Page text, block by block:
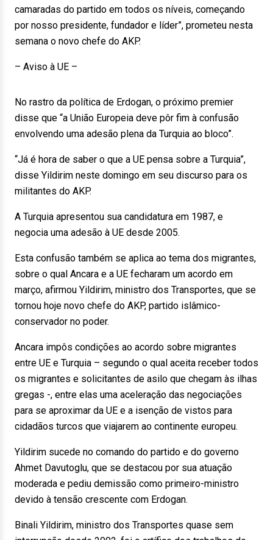
camaradas do partido em todos os níveis, começando
por nosso presidente, fundador e líder”, prometeu nesta
semana o novo chefe do AKP.
– Aviso à UE –
No rastro da política de Erdogan, o próximo premier
disse que “a União Europeia deve pôr fim à confusão
envolvendo uma adesão plena da Turquia ao bloco”.
“Já é hora de saber o que a UE pensa sobre a Turquia”,
disse Yildirim neste domingo em seu discurso para os
militantes do AKP.
A Turquia apresentou sua candidatura em 1987, e
negocia uma adesão à UE desde 2005.
Esta confusão também se aplica ao tema dos migrantes,
sobre o qual Ancara e a UE fecharam um acordo em
março, afirmou Yildirim, ministro dos Transportes, que se
tornou hoje novo chefe do AKP, partido islâmico-
conservador no poder.
Ancara impôs condições ao acordo sobre migrantes
entre UE e Turquia – segundo o qual aceita receber todos
os migrantes e solicitantes de asilo que chegam às ilhas
gregas -, entre elas uma aceleração das negociações
para se aproximar da UE e a isenção de vistos para
cidadãos turcos que viajarem ao continente europeu.
Yildirim sucede no comando do partido e do governo
Ahmet Davutoglu, que se destacou por sua atuação
moderada e pediu demissão como primeiro-ministro
devido à tensão crescente com Erdogan.
Binali Yildirim, ministro dos Transportes quase sem